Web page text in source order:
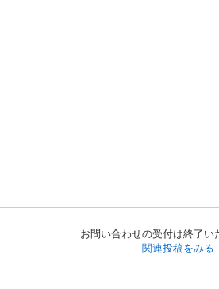
お問い合わせの受付は終了い
関連投稿をみる